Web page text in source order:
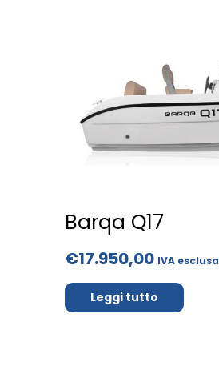
Barqa Q17
€17.950,00 IVA esclusa
Leggi tutto